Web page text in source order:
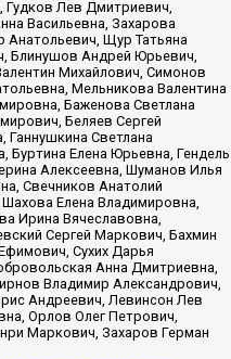
Гудков Лев Дмитриевич,
Васильевна, Захарова
Анатольевич, Щур Татьяна
Блинушов Андрей Юрьевич,
Михайлович, Симонов
Мельникова Валентина
Баженова Светлана
Беляев Сергей
Ганнушкина Светлана
Буртина Елена Юрьевна, Гендель
Алексеевна, Шуманов Илья
Свечников Анатолий
Елена Владимировна,
Ирина Вячеславовна,
Сергей Маркович, Бахмин
Сухих Дарья
Анна Дмитриевна,
Владимир Александрович,
Андреевич, Левинсон Лев
Орлов Олег Петрович,
Маркович, Захаров Герман